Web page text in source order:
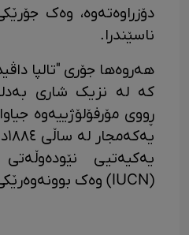
دۆزراوەتەوە، وەک
ناسێندرا.
هەروەها جۆری "تالپا
کە لە نزیک شاری
ڕووی مۆرفۆلۆژییەوە
یەکیەتیی
(IUCN) وەک بوونەوەرێکی دەگمەن ناسراوە.